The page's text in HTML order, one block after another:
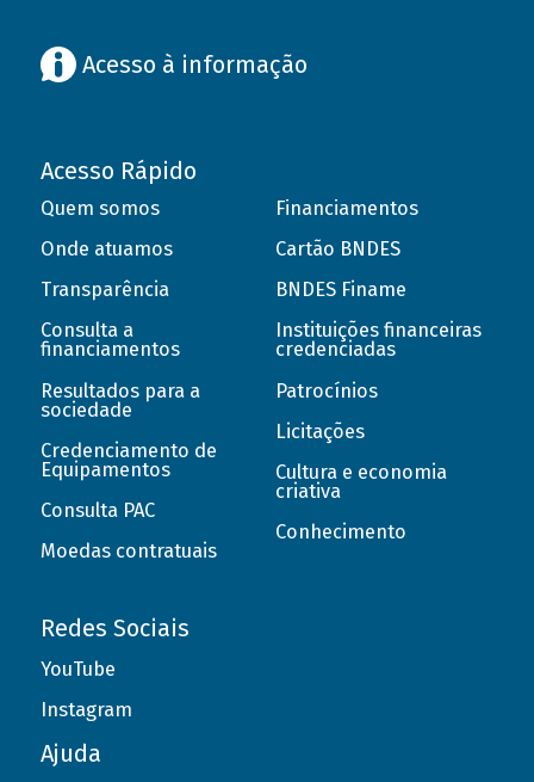
Acesso à informação
Acesso Rápido
Quem somos
Onde atuamos
Transparência
Consulta a
financiamentos
Resultados para a
sociedade
Credenciamento de
Equipamentos
Consulta PAC
Moedas contratuais
Financiamentos
Cartão BNDES
BNDES Finame
Instituições financeiras
credenciadas
Patrocínios
Licitações
Cultura e economia
criativa
Conhecimento
Redes Sociais
YouTube
Instagram
Ajuda